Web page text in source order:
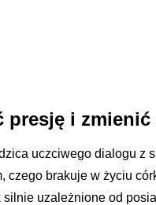
presję i
uczciwego dialogu z
czego brakuje w życiu
silnie uzależnione od